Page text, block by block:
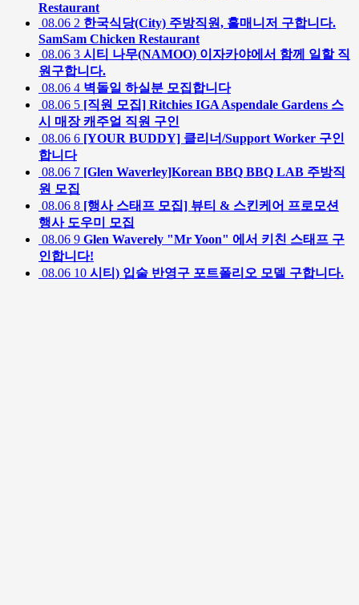
Restaurant
08.06 2 한국식당(City) 주방직원, 홀매니저 구합니다.
SamSam Chicken Restaurant
08.06 3 시티 나무(NAMOO) 이자카야에서 함께 일할 직
원구합니다.
08.06 4 벽돌일 하실분 모집합니다
08.06 5 [직원 모집] Ritchies IGA Aspendale Gardens 스
시 매장 캐주얼 직원 구인
08.06 6 [YOUR BUDDY] 클리너/Support Worker 구인
합니다
08.06 7 [Glen Waverley]Korean BBQ BBQ LAB 주방직
원 모집
08.06 8 [행사 스태프 모집] 뷰티 & 스킨케어 프로모션
행사 도우미 모집
08.06 9 Glen Waverely "Mr Yoon" 에서 키친 스태프 구
인합니다!
08.06 10 시티) 입술 반영구 포트폴리오 모델 구합니다.